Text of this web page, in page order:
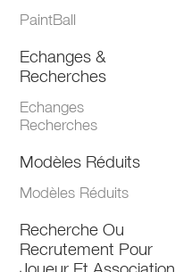
PaintBall
Echanges &
Recherches
Echanges
Recherches
Modèles Réduits
Modèles Réduits
Recherche Ou
Recrutement Pour